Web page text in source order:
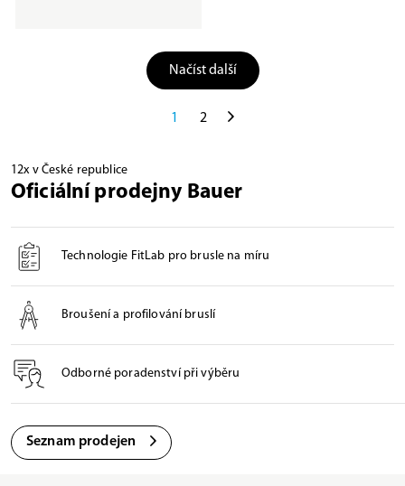
Načíst další
1 2
12x v České republice
Oficiální prodejny Bauer
Technologie FitLab pro brusle na míru
Broušení a profilování bruslí
Odborné poradenství při výběru
Seznam prodejen